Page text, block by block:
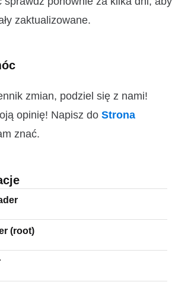
zaktualizowane.
zmian, podziel się z nami!
opinię! Napisz do Strona
znać.
(root)